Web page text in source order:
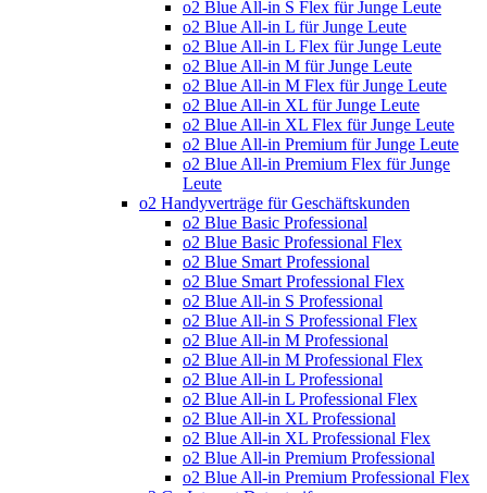
o2 Blue All-in S Flex für Junge Leute
o2 Blue All-in L für Junge Leute
o2 Blue All-in L Flex für Junge Leute
o2 Blue All-in M für Junge Leute
o2 Blue All-in M Flex für Junge Leute
o2 Blue All-in XL für Junge Leute
o2 Blue All-in XL Flex für Junge Leute
o2 Blue All-in Premium für Junge Leute
o2 Blue All-in Premium Flex für Junge
Leute
o2 Handyverträge für Geschäftskunden
o2 Blue Basic Professional
o2 Blue Basic Professional Flex
o2 Blue Smart Professional
o2 Blue Smart Professional Flex
o2 Blue All-in S Professional
o2 Blue All-in S Professional Flex
o2 Blue All-in M Professional
o2 Blue All-in M Professional Flex
o2 Blue All-in L Professional
o2 Blue All-in L Professional Flex
o2 Blue All-in XL Professional
o2 Blue All-in XL Professional Flex
o2 Blue All-in Premium Professional
o2 Blue All-in Premium Professional Flex